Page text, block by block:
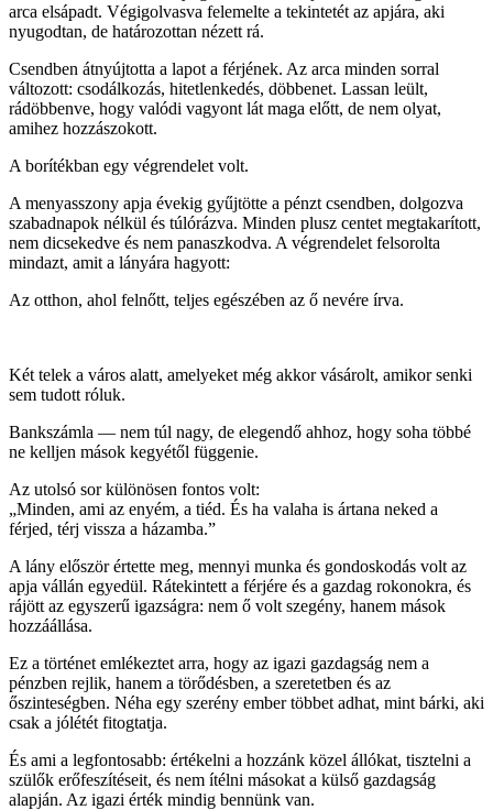
arca elsápadt. Végigolvasva felemelte a tekintetét az apjára, aki
nyugodtan, de határozottan nézett rá.
Csendben átnyújtotta a lapot a férjének. Az arca minden sorral
változott: csodálkozás, hitetlenkedés, döbbenet. Lassan leült,
rádöbbenve, hogy valódi vagyont lát maga előtt, de nem olyat,
amihez hozzászokott.
A borítékban egy végrendelet volt.
A menyasszony apja évekig gyűjtötte a pénzt csendben, dolgozva
szabadnapok nélkül és túlórázva. Minden plusz centet megtakarított,
nem dicsekedve és nem panaszkodva. A végrendelet felsorolta
mindazt, amit a lányára hagyott:
Az otthon, ahol felnőtt, teljes egészében az ő nevére írva.
Két telek a város alatt, amelyeket még akkor vásárolt, amikor senki
sem tudott róluk.
Bankszámla — nem túl nagy, de elegendő ahhoz, hogy soha többé
ne kelljen mások kegyétől függenie.
Az utolsó sor különösen fontos volt:
„Minden, ami az enyém, a tiéd. És ha valaha is ártana neked a
férjed, térj vissza a házamba.”
A lány először értette meg, mennyi munka és gondoskodás volt az
apja vállán egyedül. Rátekintett a férjére és a gazdag rokonokra, és
rájött az egyszerű igazságra: nem ő volt szegény, hanem mások
hozzáállása.
Ez a történet emlékeztet arra, hogy az igazi gazdagság nem a
pénzben rejlik, hanem a törődésben, a szeretetben és az
őszinteségben. Néha egy szerény ember többet adhat, mint bárki, aki
csak a jólétét fitogtatja.
És ami a legfontosabb: értékelni a hozzánk közel állókat, tisztelni a
szülők erőfeszítéseit, és nem ítélni másokat a külső gazdagság
alapján. Az igazi érték mindig bennünk van.